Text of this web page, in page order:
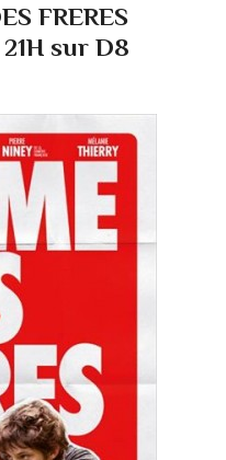
FRERES
sur D8